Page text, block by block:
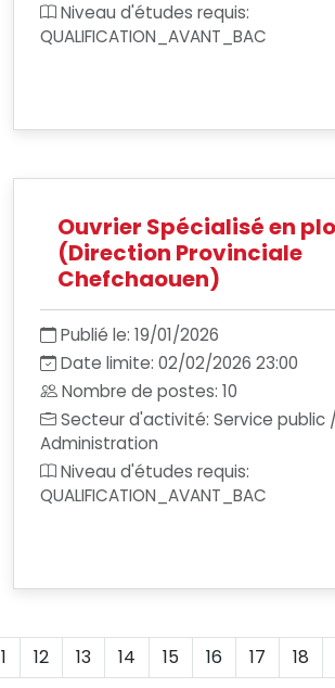
Niveau d'études requis:
QUALIFICATION_AVANT_BAC
Ouvrier Spécialisé en
(Direction Provinciale
Chefchaouen)
Publié le: 19/01/2026
Date limite: 02/02/2026 23:00
Nombre de postes: 10
Secteur d'activité: Service public /
Administration
Niveau d'études requis:
QUALIFICATION_AVANT_BAC
12 13 14 15 16 17 18